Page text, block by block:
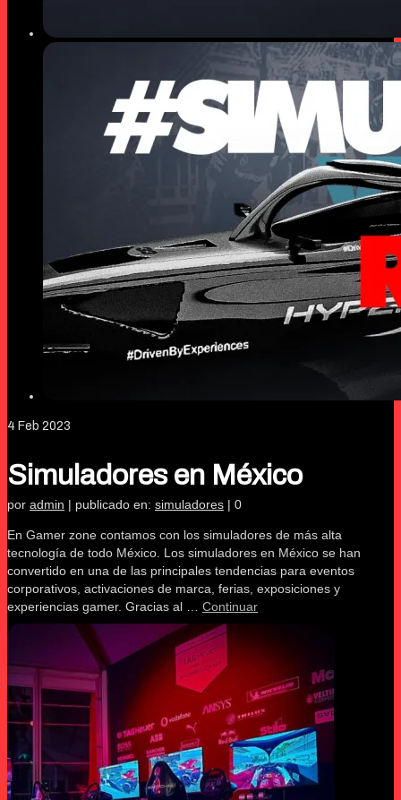
4 Feb 2023
Simuladores en México
por admin | publicado en: simuladores | 0
En Gamer zone contamos con los simuladores de más alta
tecnología de todo México. Los simuladores en México se han
convertido en una de las principales tendencias para eventos
corporativos, activaciones de marca, ferias, exposiciones y
experiencias gamer. Gracias al … Continuar